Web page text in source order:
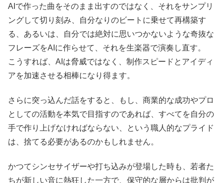
AIで作った曲をそのまま出すのではなく、それをサンプリ
ングして切り刻み、自分なりのビートに乗せて再構築す
る、あるいは、自分では絶対に思いつかないような奇抜な
フレーズをAIに作らせて、それを生楽器で演奏し直す。
こうすれば、AIは脅威ではなく、制作スピードとアイディ
アを加速させる相棒になり得ます。
さらに突っ込んだ話をすると、もし、商業的な成功やプロ
としての活動を本気で目指すのであれば、すべてを自分の
手で作り上げなければならない、という職人的なプライド
は、捨てる必要があるのかもしれません。
かつてシンセサイザーや打ち込みが登場した時も、若者た
ちが新しい音に熱狂した一方で、保守的な層からは批判が